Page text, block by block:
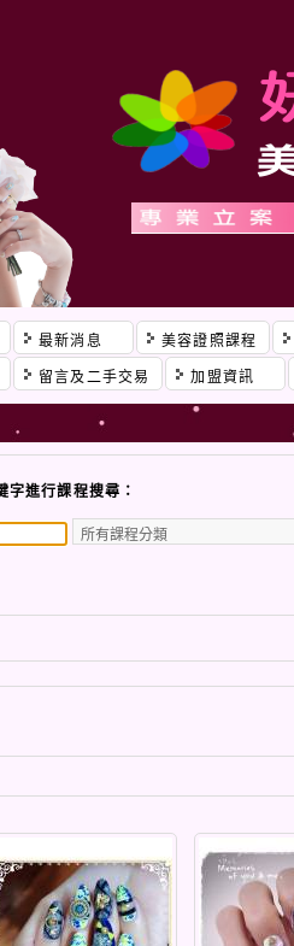
最新消息 美容證照課程
留言及二手交易 加盟資訊
進行課程搜尋：